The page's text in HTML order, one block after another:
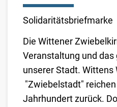
Solidaritätsbriefmarke
Die Wittener
Veranstaltung und
unserer Stadt. Wittens
"Zwiebelstadt"
Jahrhundert zurück.